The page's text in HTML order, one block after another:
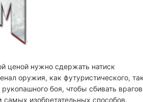
ценой нужно сдержать натиск
оружия, как футуристического, так
боя, чтобы сбивать врагов
самых изобретательных способов.